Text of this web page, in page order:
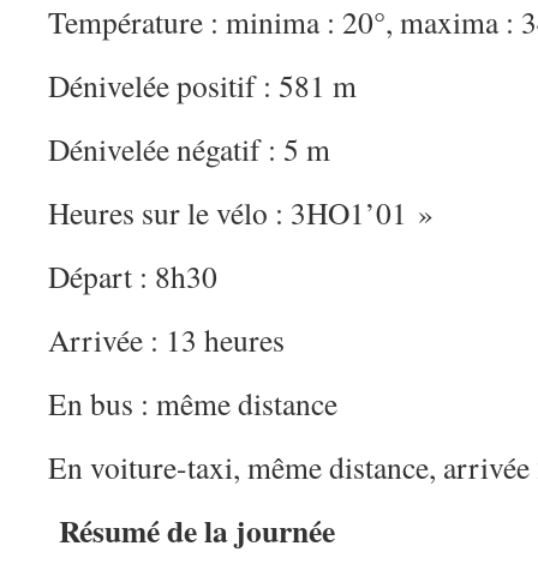
Température : minima : 20°, maxima :
Dénivelée positif : 581 m
Dénivelée négatif : 5 m
Heures sur le vélo : 3HO1’01 »
Départ : 8h30
Arrivée : 13 heures
En bus : même distance
En voiture-taxi, même distance, arrivée
Résumé de la journée